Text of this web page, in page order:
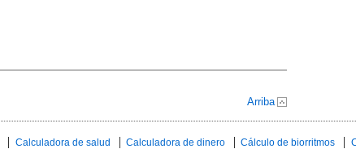
Arriba
Calculadora de salud Calculadora de dinero Cálculo de biorritmos